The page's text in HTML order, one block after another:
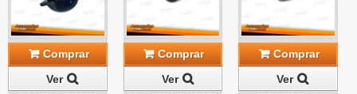
Comprar
Ver
Comprar
Ver
Comprar
Ver